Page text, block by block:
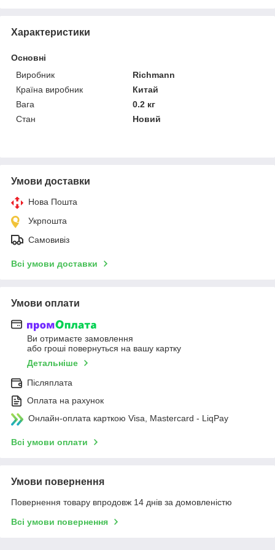
Характеристики
Основні
Виробник
Richmann
Країна виробник
Китай
Вага
0.2 кг
Стан
Новий
Умови доставки
Нова Пошта
Укрпошта
Самовивіз
Всі умови доставки
Умови оплати
Ви отримаєте замовлення
або гроші повернуться на вашу картку
Детальніше
Післяплата
Оплата на рахунок
Онлайн-оплата карткою Visa, Mastercard - LiqPay
Всі умови оплати
Умови повернення
Повернення товару впродовж 14 днів за домовленістю
Всі умови повернення